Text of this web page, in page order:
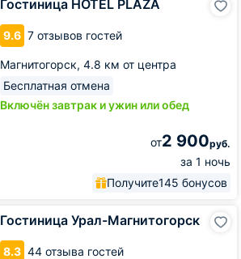
Гостиница HOTEL PLAZA
9.6 7 отзывов гостей
Магнитогорск, 4.8 км от центра
Бесплатная отмена
Включён завтрак и ужин или обед
от2 900руб.
за 1 ночь
Получите145 бонусов
Гостиница Урал-Магнитогорск
8.3 44 отзыва гостей